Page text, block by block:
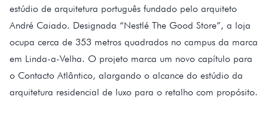
estúdio de arquitetura português fundado pelo arquiteto
André Caiado. Designada “Nestlé The Good Store”, a loja
ocupa cerca de 353 metros quadrados no campus da marca
em Linda-a-Velha. O projeto marca um novo capítulo para
o Contacto Atlântico, alargando o alcance do estúdio da
arquitetura residencial de luxo para o retalho com propósito.